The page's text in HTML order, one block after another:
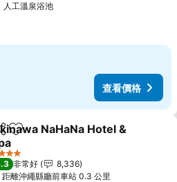
人工溫泉浴池
查看價格
加入我的最愛
NaHaNa Hotel &
級
非常好
8,336
距離沖繩縣廳前車站 0.3 公里